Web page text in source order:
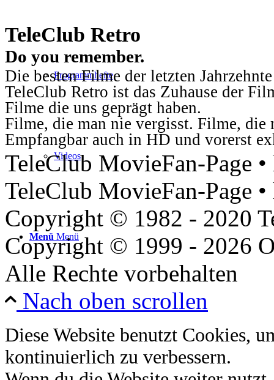
Programmhefte
Videos
Menü Menü
TeleClub Retro
Do you remember.
Die besten Filme der letzten
TeleClub Retro ist das Zuhause der
Filme die uns geprägt haben.
Filme, die man nie vergisst. Filme, die
Empfangbar auch in HD und vorerst
TeleClub MovieFan-Page
TeleClub MovieFan-Page
Copyright © 1982 - 2020
Copyright © 1999 - 2026
Alle Rechte vorbehalten
Nach oben scrollen
Diese Website benutzt Cookies,
kontinuierlich zu verbessern.